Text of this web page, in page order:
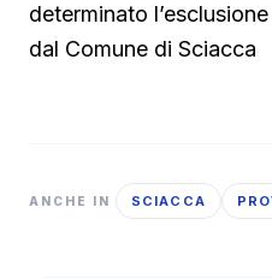
determinato
dal Comune di Sciacca
ANCHE IN SCIACCA